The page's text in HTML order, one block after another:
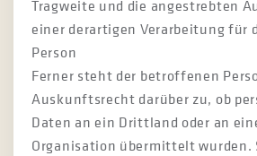
Tragweite und die angestrebten
einer derartigen Verarbeitung für
Person
Ferner steht der betroffenen
Auskunftsrecht darüber zu, ob
Daten an ein Drittland oder an
Organisation übermittelt wurden.